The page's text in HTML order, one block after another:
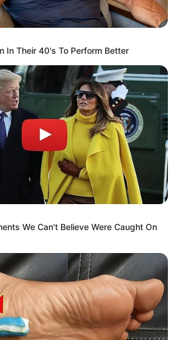
In Their 40's To Perform Better
We Can't Believe Were Caught On